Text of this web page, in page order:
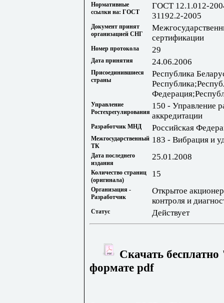
Нормативные
ссылки на: ГОСТ
ГОСТ 12.1.012-
31192.2-2005
Документ принят
организацией СНГ
сертификации
Номер протокола 29
Дата принятия 24.06.2006
Присоединившиеся
страны
Республика
Управление
Ростехрегулирования
150 - Управление
аккредитации
Разработчик МНД Российская
Межгосударственный
ТК
183 - Вибрация и
Дата последнего
издания
25.01.2008
Количество страниц
(оригинала)
15
Организация -
Разработчик
Открытое
контроля и
Статус Действует
Скачать
формате pdf